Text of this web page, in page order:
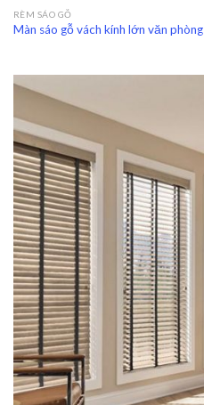
RÈM SÁO GỖ
Màn sáo gỗ vách kính lớn văn phòng